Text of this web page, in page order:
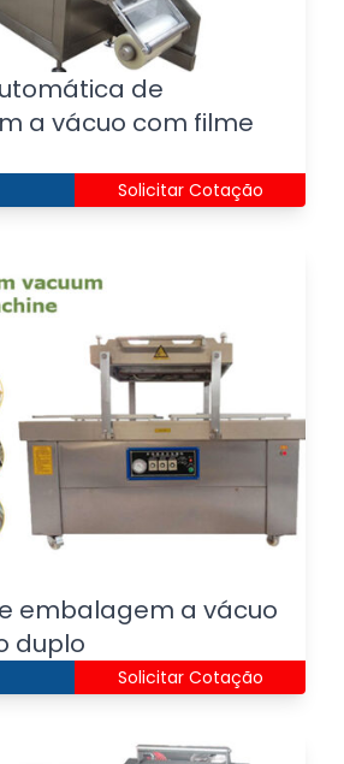
de
a vácuo com filme
Solicitar Cotação
embalagem a vácuo
duplo
Solicitar Cotação